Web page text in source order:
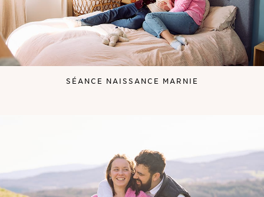
SÉANCE NAISSANCE MARNIE